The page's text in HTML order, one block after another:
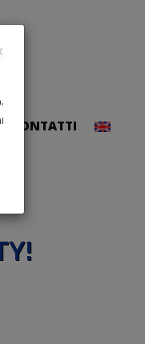
CONTATTI